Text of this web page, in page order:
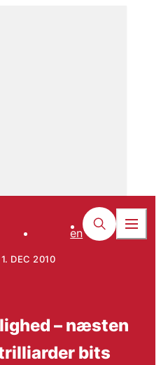
en
1. DEC 2010
– næsten
bits